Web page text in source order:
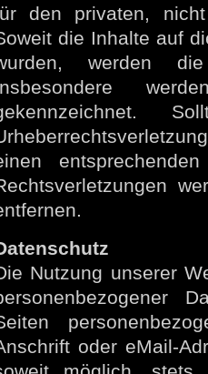
den privaten, nicht
die Inhalte auf
werden
Nutzung unserer
oder eMail-